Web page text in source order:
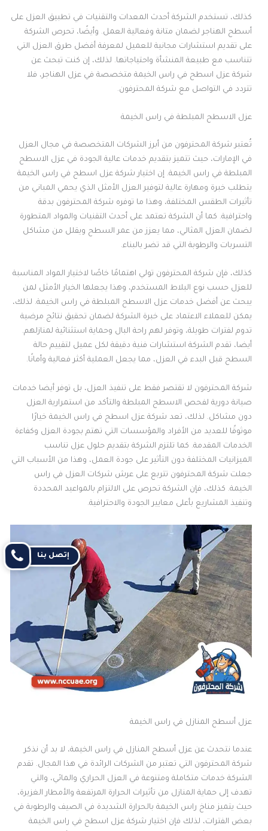
كذلك، تستخدم الشركة أحدث المعدات والتقنيات في تطبيق العزل على
أسطح الهناجر لضمان متانة وفعالية العمل. وأيضًا، تحرص الشركة
على تقديم استشارات مجانية للعميل لمعرفة أفضل طرق العزل التي
تتناسب مع طبيعة المنشأة واحتياجاتها. لذلك، إن كنت تبحث عن
شركة عزل اسطح في راس الخيمة متخصصة في عزل الهناجر، فلا
تتردد في التواصل مع شركة المحترفون.
عزل الاسطح المبلطة في راس الخيمة
تُعتبر شركة المحترفون من أبرز الشركات المتخصصة في مجال العزل
في الإمارات، حيث تتميز بتقديم خدمات عالية الجودة في عزل الاسطح
المبلطة في راس الخيمة. إن اختيار شركة عزل اسطح في راس الخيمة
يتطلب خبرة ومهارة عالية لتوفير العزل الأمثل الذي يحمي المباني من
تأثيرات الطقس المختلفة، وهذا ما توفره شركة المحترفون بدقة
واحترافية. كما أن الشركة تعتمد على أحدث التقنيات والمواد المتطورة
لضمان العزل المثالي، مما يعزز من عمر السطح ويقلل من مشاكل
التسربات والرطوبة التي قد تضر بالبناء.
كذلك، فإن شركة المحترفون تولي اهتمامًا خاصًا لاختيار المواد المناسبة
للعزل حسب نوع البلاط المستخدم، وهذا يجعلها الخيار الأمثل لمن
يبحث عن أفضل خدمات عزل الاسطح المبلطة في راس الخيمة. لذلك،
يمكن للعملاء الاعتماد على خبرة الشركة لضمان تحقيق نتائج مرضية
تدوم لفترات طويلة، وتوفر لهم راحة البال وحماية استثنائية لمنازلهم.
أيضا، تقدم الشركة استشارات فنية دقيقة لكل عميل لتقييم حالة
السطح قبل البدء في العزل، مما يجعل العملية أكثر فعالية وأمانًا.
شركة المحترفون لا تقتصر فقط على تنفيذ العزل، بل توفر أيضا خدمات
صيانة دورية لفحص الاسطح المبلطة والتأكد من استمرارية العزل
دون مشاكل. لذلك، تعد شركة عزل اسطح في راس الخيمة خيارًا
موثوقًا للعديد من الأفراد والمؤسسات التي تهتم بجودة العزل وكفاءة
الخدمات المقدمة. كما تلتزم الشركة بتقديم حلول عزل تناسب
الميزانيات المختلفة دون التأثير على جودة العمل، وهذا من الأسباب التي
جعلت شركة المحترفون تتربع على عرش شركات العزل في راس
الخيمة. كذلك، فإن الشركة تحرص على الالتزام بالمواعيد المحددة
وتنفيذ المشاريع بأعلى معايير الجودة والاحترافية.
عزل أسطح المنازل في راس الخيمة
عندما نتحدث عن عزل أسطح المنازل في راس الخيمة، لا بد أن نذكر
شركة المحترفون التي تعتبر من الشركات الرائدة في هذا المجال. تقدم
الشركة خدمات متكاملة ومتنوعة في العزل الحراري والمائي، والتي
تهدف إلى حماية المنازل من تأثيرات الحرارة المرتفعة والأمطار الغزيرة،
حيث يتميز مناخ راس الخيمة بالحرارة الشديدة في الصيف والرطوبة في
بعض الفترات، لذلك فإن اختيار شركة عزل اسطح في راس الخيمة
إتصل بنا